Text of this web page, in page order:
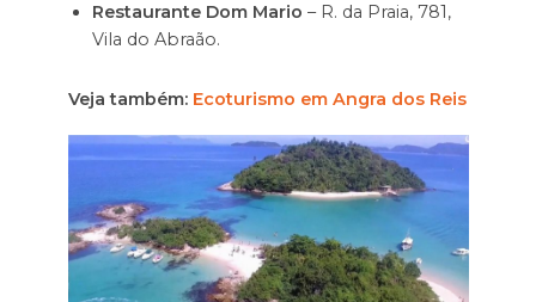
Restaurante Dom Mario – R. da Praia, 781,
Vila do Abraão.
Veja também: Ecoturismo em Angra dos Reis